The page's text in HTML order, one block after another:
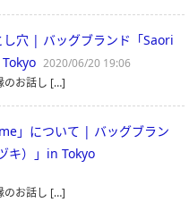
穴 | バッグブランド「Saori
2020/06/20 19:06
のお話し […]
」について | バッグブラン
キ）」in Tokyo
のお話し […]